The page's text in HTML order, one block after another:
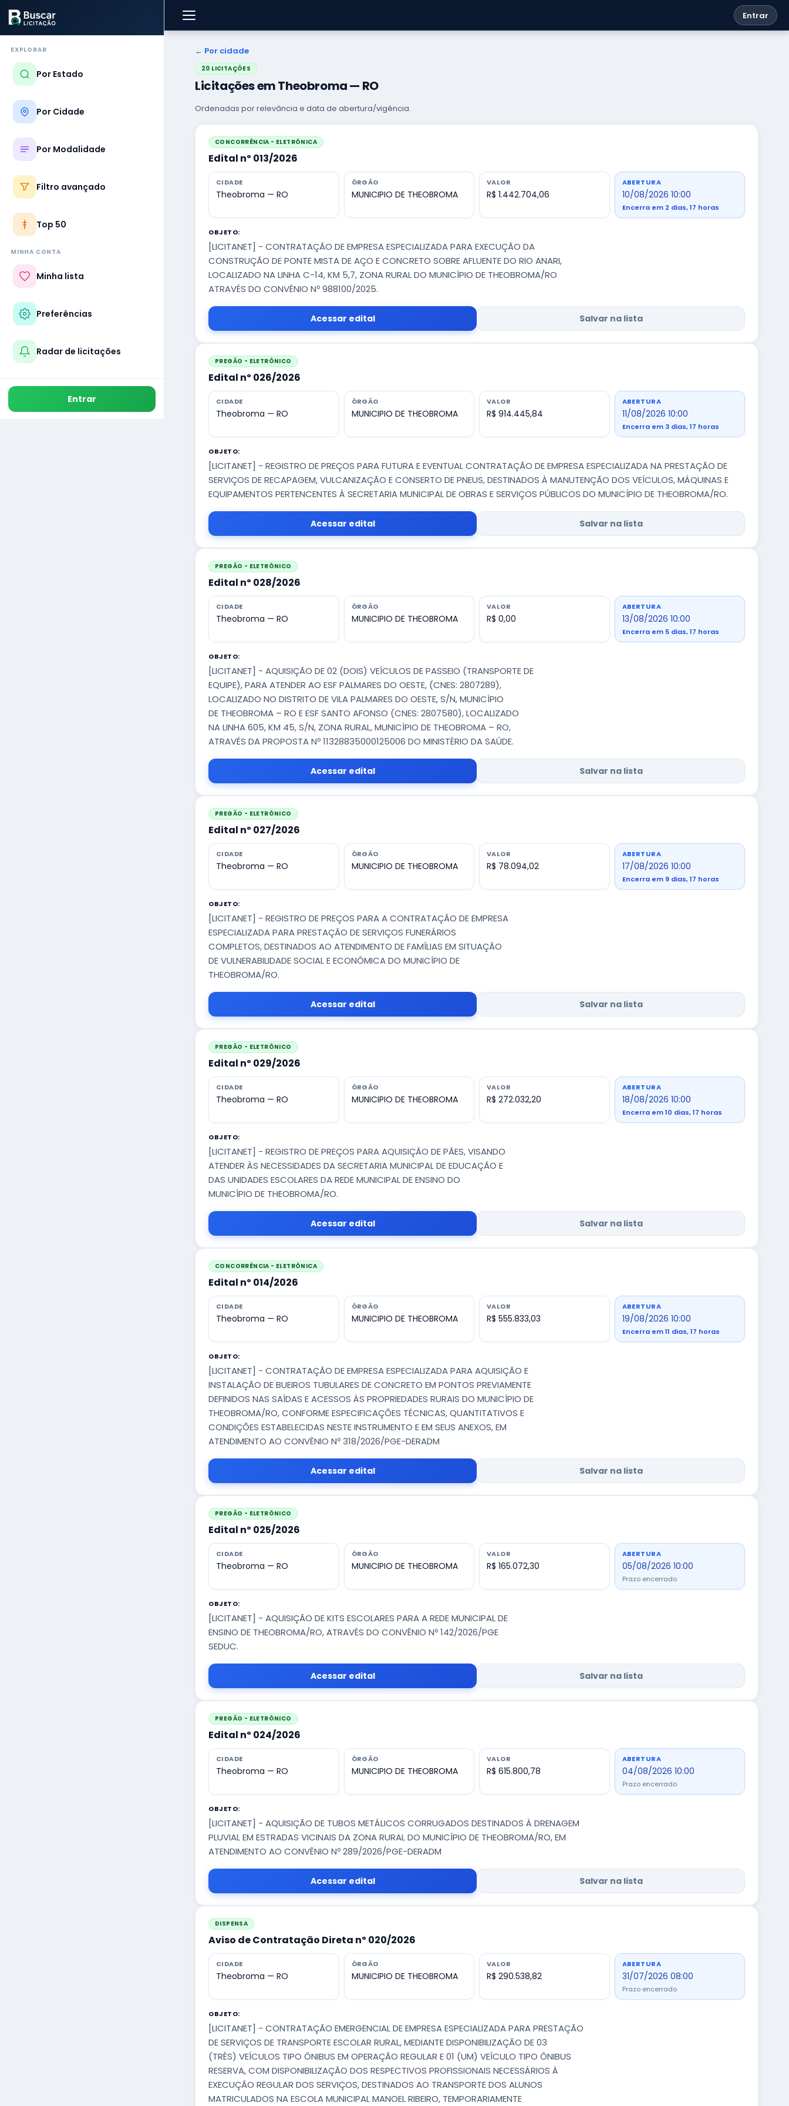
Entrar
EXPLORAR
Por Estado
Por Cidade
Por Modalidade
Filtro avançado
Top 50
MINHA CONTA
Minha lista
Preferências
Radar de licitações
Entrar
← Por cidade
20 LICITAÇÕES
Licitações em Theobroma — RO
Ordenadas por relevância e data de abertura/vigência.
CONCORRÊNCIA - ELETRÔNICA
Edital nº 013/2026
CIDADE
Theobroma — RO
ÓRGÃO
MUNICIPIO DE THEOBROMA
VALOR
R$ 1.442.704,06
ABERTURA
10/08/2026 10:00
Encerra em 2 dias, 17 horas
OBJETO:
[LICITANET] - CONTRATAÇÃO DE EMPRESA ESPECIALIZADA PARA EXECUÇÃO DA
CONSTRUÇÃO DE PONTE MISTA DE AÇO E CONCRETO SOBRE AFLUENTE DO RIO ANARI,
LOCALIZADO NA LINHA C-14, KM 5,7, ZONA RURAL DO MUNICÍPIO DE THEOBROMA/RO
ATRAVÉS DO CONVÊNIO Nº 988100/2025.
Acessar edital Salvar na lista
PREGÃO - ELETRÔNICO
Edital nº 026/2026
CIDADE
Theobroma — RO
ÓRGÃO
MUNICIPIO DE THEOBROMA
VALOR
R$ 914.445,84
ABERTURA
11/08/2026 10:00
Encerra em 3 dias, 17 horas
OBJETO:
[LICITANET] - REGISTRO DE PREÇOS PARA FUTURA E EVENTUAL CONTRATAÇÃO DE EMPRESA ESPECIALIZADA NA PRESTAÇÃO DE
SERVIÇOS DE RECAPAGEM, VULCANIZAÇÃO E CONSERTO DE PNEUS, DESTINADOS À MANUTENÇÃO DOS VEÍCULOS, MÁQUINAS E
EQUIPAMENTOS PERTENCENTES À SECRETARIA MUNICIPAL DE OBRAS E SERVIÇOS PÚBLICOS DO MUNICÍPIO DE THEOBROMA/RO.
Acessar edital Salvar na lista
PREGÃO - ELETRÔNICO
Edital nº 028/2026
CIDADE
Theobroma — RO
ÓRGÃO
MUNICIPIO DE THEOBROMA
VALOR
R$ 0,00
ABERTURA
13/08/2026 10:00
Encerra em 5 dias, 17 horas
OBJETO:
[LICITANET] - AQUISIÇÃO DE 02 (DOIS) VEÍCULOS DE PASSEIO (TRANSPORTE DE
EQUIPE), PARA ATENDER AO ESF PALMARES DO OESTE, (CNES: 2807289),
LOCALIZADO NO DISTRITO DE VILA PALMARES DO OESTE, S/N, MUNICÍPIO
DE THEOBROMA – RO E ESF SANTO AFONSO (CNES: 2807580), LOCALIZADO
NA LINHA 605, KM 45, S/N, ZONA RURAL, MUNICÍPIO DE THEOBROMA – RO,
ATRAVÉS DA PROPOSTA Nº 11328835000125006 DO MINISTÉRIO DA SAÚDE.
Acessar edital Salvar na lista
PREGÃO - ELETRÔNICO
Edital nº 027/2026
CIDADE
Theobroma — RO
ÓRGÃO
MUNICIPIO DE THEOBROMA
VALOR
R$ 78.094,02
ABERTURA
17/08/2026 10:00
Encerra em 9 dias, 17 horas
OBJETO:
[LICITANET] - REGISTRO DE PREÇOS PARA A CONTRATAÇÃO DE EMPRESA
ESPECIALIZADA PARA PRESTAÇÃO DE SERVIÇOS FUNERÁRIOS
COMPLETOS, DESTINADOS AO ATENDIMENTO DE FAMÍLIAS EM SITUAÇÃO
DE VULNERABILIDADE SOCIAL E ECONÔMICA DO MUNICÍPIO DE
THEOBROMA/RO.
Acessar edital Salvar na lista
PREGÃO - ELETRÔNICO
Edital nº 029/2026
CIDADE
Theobroma — RO
ÓRGÃO
MUNICIPIO DE THEOBROMA
VALOR
R$ 272.032,20
ABERTURA
18/08/2026 10:00
Encerra em 10 dias, 17 horas
OBJETO:
[LICITANET] - REGISTRO DE PREÇOS PARA AQUISIÇÃO DE PÃES, VISANDO
ATENDER ÀS NECESSIDADES DA SECRETARIA MUNICIPAL DE EDUCAÇÃO E
DAS UNIDADES ESCOLARES DA REDE MUNICIPAL DE ENSINO DO
MUNICÍPIO DE THEOBROMA/RO.
Acessar edital Salvar na lista
CONCORRÊNCIA - ELETRÔNICA
Edital nº 014/2026
CIDADE
Theobroma — RO
ÓRGÃO
MUNICIPIO DE THEOBROMA
VALOR
R$ 555.833,03
ABERTURA
19/08/2026 10:00
Encerra em 11 dias, 17 horas
OBJETO:
[LICITANET] - CONTRATAÇÃO DE EMPRESA ESPECIALIZADA PARA AQUISIÇÃO E
INSTALAÇÃO DE BUEIROS TUBULARES DE CONCRETO EM PONTOS PREVIAMENTE
DEFINIDOS NAS SAÍDAS E ACESSOS ÀS PROPRIEDADES RURAIS DO MUNICÍPIO DE
THEOBROMA/RO, CONFORME ESPECIFICAÇÕES TÉCNICAS, QUANTITATIVOS E
CONDIÇÕES ESTABELECIDAS NESTE INSTRUMENTO E EM SEUS ANEXOS, EM
ATENDIMENTO AO CONVÊNIO Nº 318/2026/PGE-DERADM
Acessar edital Salvar na lista
PREGÃO - ELETRÔNICO
Edital nº 025/2026
CIDADE
Theobroma — RO
ÓRGÃO
MUNICIPIO DE THEOBROMA
VALOR
R$ 165.072,30
ABERTURA
05/08/2026 10:00
Prazo encerrado
OBJETO:
[LICITANET] - AQUISIÇÃO DE KITS ESCOLARES PARA A REDE MUNICIPAL DE
ENSINO DE THEOBROMA/RO, ATRAVÉS DO CONVÊNIO Nº 142/2026/PGE
SEDUC.
Acessar edital Salvar na lista
PREGÃO - ELETRÔNICO
Edital nº 024/2026
CIDADE
Theobroma — RO
ÓRGÃO
MUNICIPIO DE THEOBROMA
VALOR
R$ 615.800,78
ABERTURA
04/08/2026 10:00
Prazo encerrado
OBJETO:
[LICITANET] - AQUISIÇÃO DE TUBOS METÁLICOS CORRUGADOS DESTINADOS À DRENAGEM
PLUVIAL EM ESTRADAS VICINAIS DA ZONA RURAL DO MUNICÍPIO DE THEOBROMA/RO, EM
ATENDIMENTO AO CONVÊNIO Nº 289/2026/PGE-DERADM
Acessar edital Salvar na lista
DISPENSA
Aviso de Contratação Direta nº 020/2026
CIDADE
Theobroma — RO
ÓRGÃO
MUNICIPIO DE THEOBROMA
VALOR
R$ 290.538,82
ABERTURA
31/07/2026 08:00
Prazo encerrado
OBJETO:
[LICITANET] - CONTRATAÇÃO EMERGENCIAL DE EMPRESA ESPECIALIZADA PARA PRESTAÇÃO
DE SERVIÇOS DE TRANSPORTE ESCOLAR RURAL, MEDIANTE DISPONIBILIZAÇÃO DE 03
(TRÊS) VEÍCULOS TIPO ÔNIBUS EM OPERAÇÃO REGULAR E 01 (UM) VEÍCULO TIPO ÔNIBUS
RESERVA, COM DISPONIBILIZAÇÃO DOS RESPECTIVOS PROFISSIONAIS NECESSÁRIOS À
EXECUÇÃO REGULAR DOS SERVIÇOS, DESTINADOS AO TRANSPORTE DOS ALUNOS
MATRICULADOS NA ESCOLA MUNICIPAL MANOEL RIBEIRO, TEMPORARIAMENTE